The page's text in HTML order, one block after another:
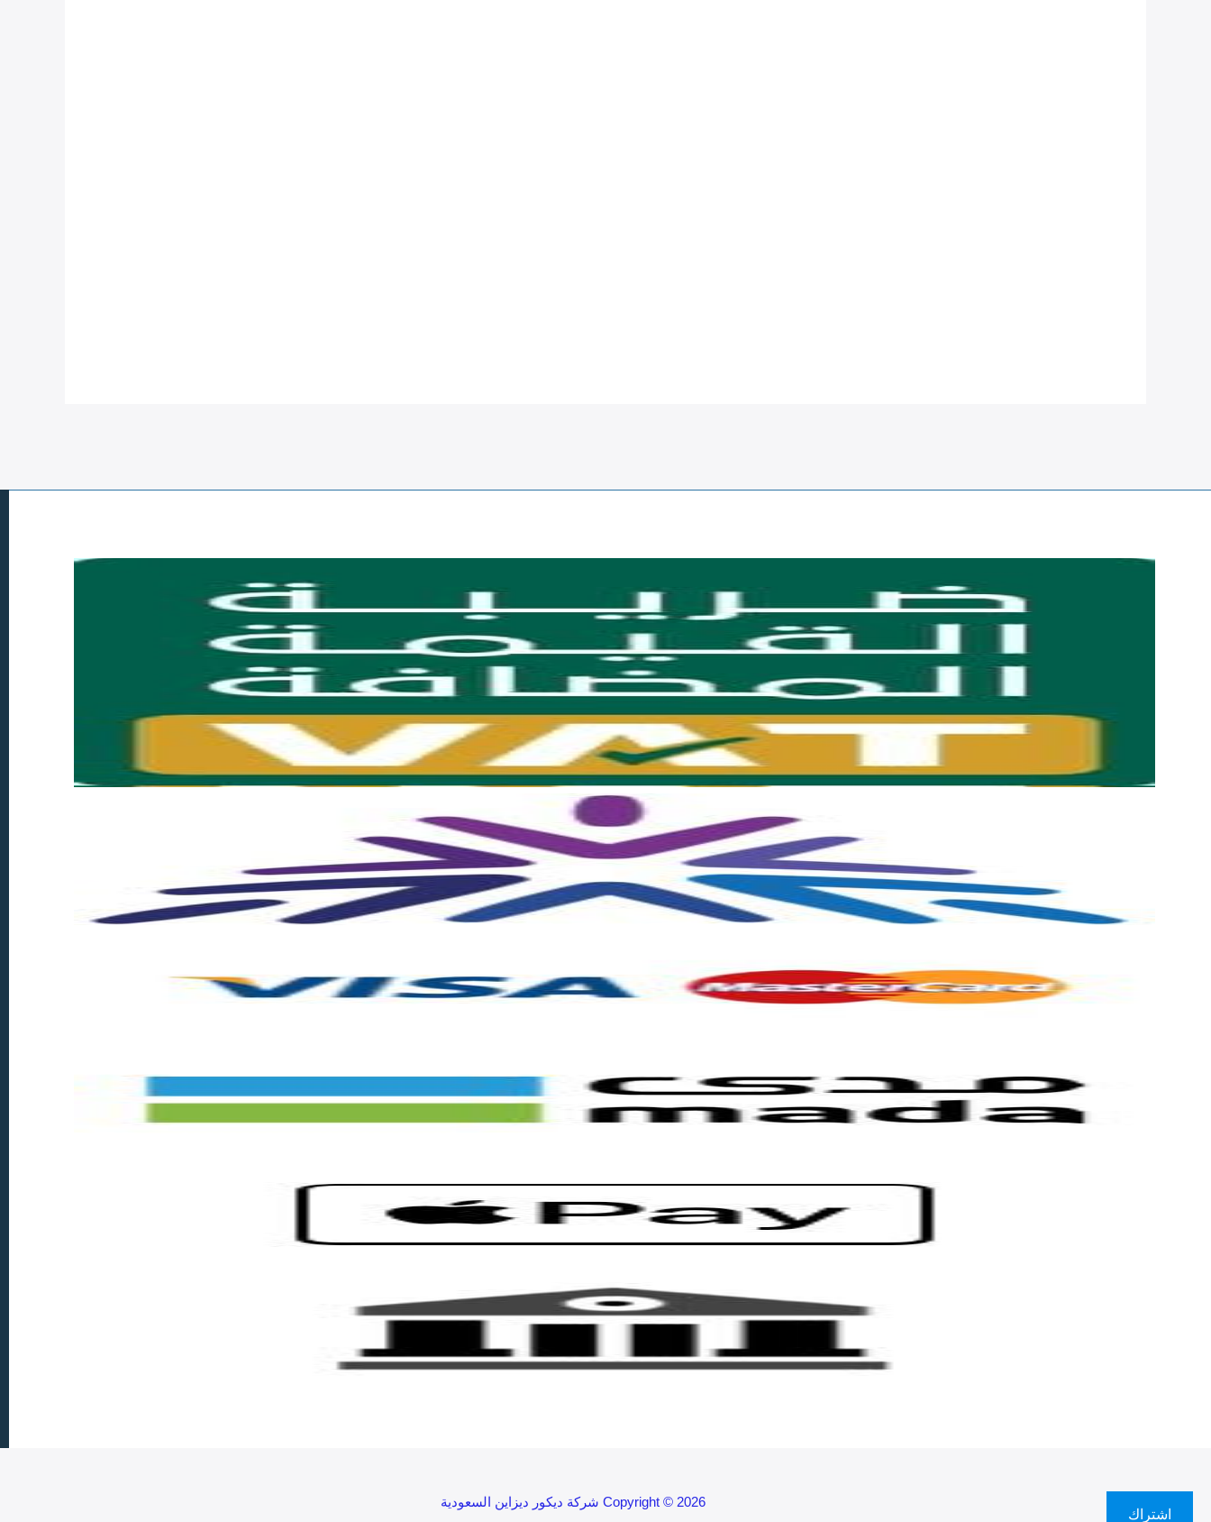
Copyright © 2026 شركة ديكور ديزاين السعودية
اشتراك